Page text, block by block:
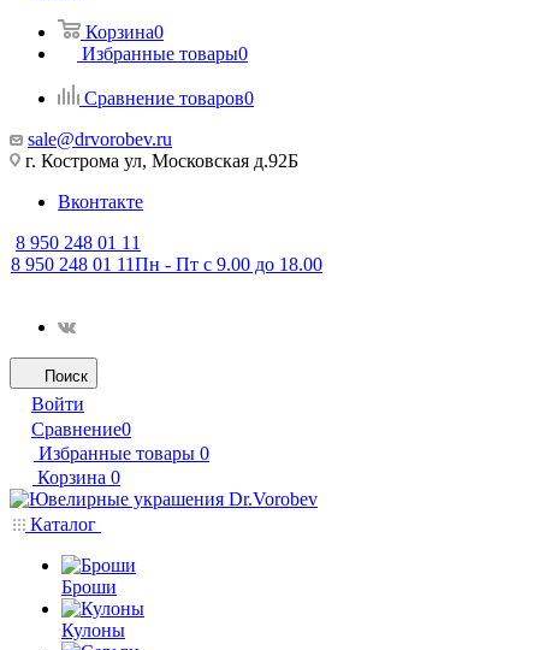
Корзина0
Избранные товары0
Сравнение товаров0
sale@drvorobev.ru
г. Кострома ул, Московская д.92Б
Вконтакте
8 950 248 01 11
8 950 248 01 11Пн - Пт с 9.00 до 18.00
Поиск
Войти
Сравнение0
Избранные товары 0
Корзина 0
Каталог
Броши
Кулоны